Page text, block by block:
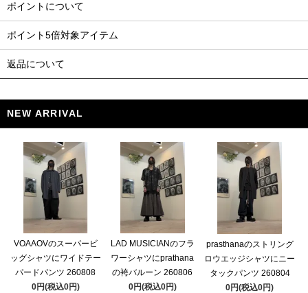
ポイントについて
ポイント5倍対象アイテム
返品について
NEW ARRIVAL
VOAAOVのスーパービ
ッグシャツにワイドテー
パードパンツ 260808
0円(税込0円)
LAD MUSICIANのフラ
ワーシャツにprathana
の袴バルーン 260806
0円(税込0円)
prasthanaのストリング
ロウエッジシャツにニー
タックパンツ 260804
0円(税込0円)